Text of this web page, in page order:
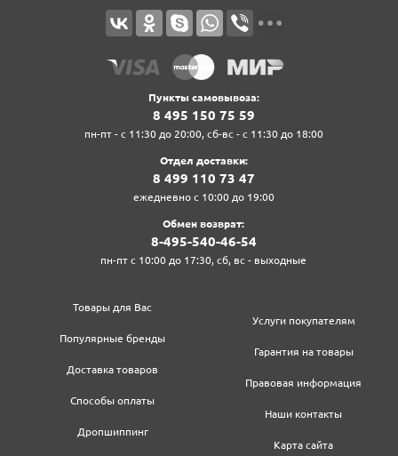
Пункты самовывоза:
8‍ 4‍9‍5‍ 1‍5‍0‍ 7‍5‍ 5‍9‍
пн-пт - с 11:30 до 20:00, сб-вс - с 11:30 до 18:00
Отдел доставки:
8‍ 4‍9‍9‍ 1‍1‍0‍ 7‍3‍ 4‍7‍
ежедневно с 10:00 до 19:00
Обмен возврат:
8‍-4‍9‍5‍-5‍4‍0‍-4‍6‍-5‍4‍
пн-пт с 10:00 до 17:30, сб, вс - выходные
Товары для Вас
Популярные бренды
Доставка товаров
Способы оплаты
Дропшиппинг
Услуги покупателям
Гарантия на товары
Правовая информация
Наши контакты
Карта сайта